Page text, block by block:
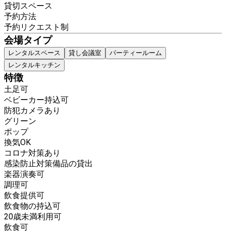
貸切スペース
予約方法
予約リクエスト制
会場タイプ
レンタルスペース 貸し会議室
パーティールーム
レンタルキッチン
特徴
土足可
ベビーカー持込可
防犯カメラあり
グリーン
ポップ
換気OK
コロナ対策あり
感染防止対策備品の貸出
楽器演奏可
調理可
飲食提供可
飲食物の持込可
20歳未満利用可
飲食可